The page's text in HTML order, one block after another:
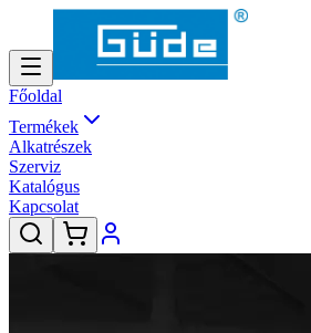
Főoldal
Termékek
Alkatrészek
Szerviz
Katalógus
Kapcsolat